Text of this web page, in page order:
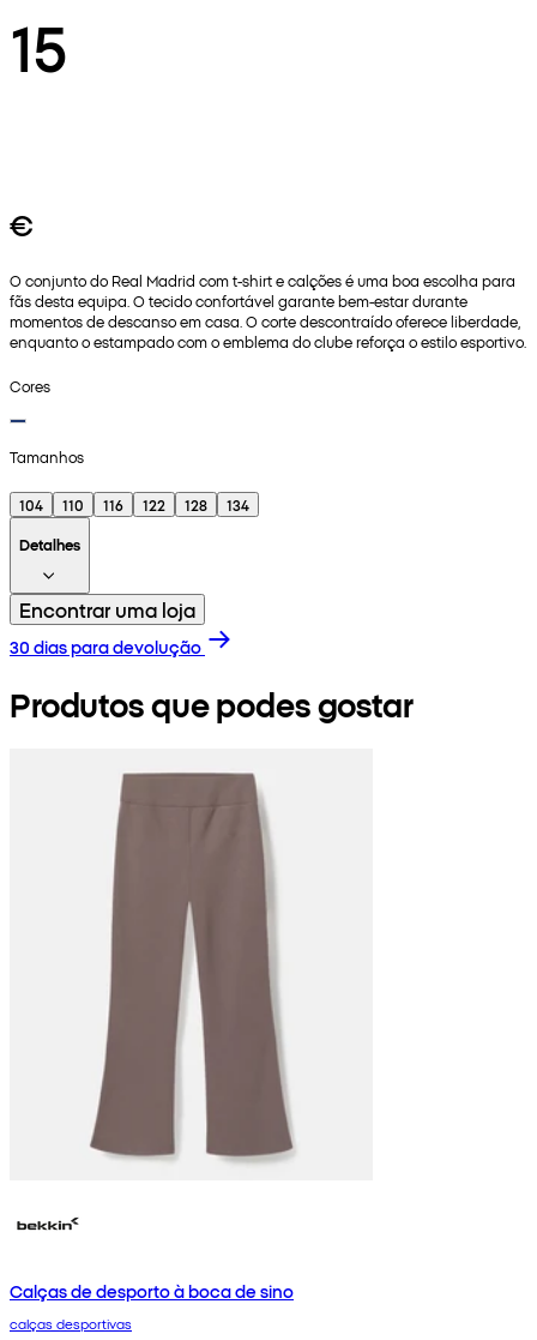
15
€
O conjunto do Real Madrid com t-shirt e calções é uma boa escolha para
fãs desta equipa. O tecido confortável garante bem‑estar durante
momentos de descanso em casa. O corte descontraído oferece liberdade,
enquanto o estampado com o emblema do clube reforça o estilo esportivo.
Cores
Tamanhos
104 110 116 122 128
134
Detalhes
Encontrar uma loja
30 dias para devolução
Produtos que podes gostar
Calças de desporto à boca de sino
calças desportivas